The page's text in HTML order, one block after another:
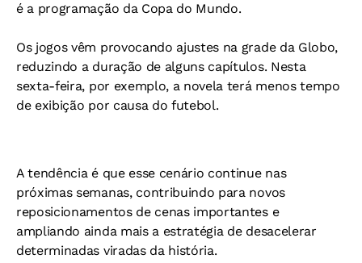
é a programação da Copa do Mundo.
Os jogos vêm provocando ajustes na grade da Globo,
reduzindo a duração de alguns capítulos. Nesta
sexta-feira, por exemplo, a novela terá menos tempo
de exibição por causa do futebol.
A tendência é que esse cenário continue nas
próximas semanas, contribuindo para novos
reposicionamentos de cenas importantes e
ampliando ainda mais a estratégia de desacelerar
determinadas viradas da história.